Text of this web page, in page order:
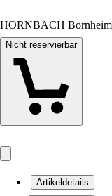
HORNBACH
Nicht reservierbar
Artikeldetails